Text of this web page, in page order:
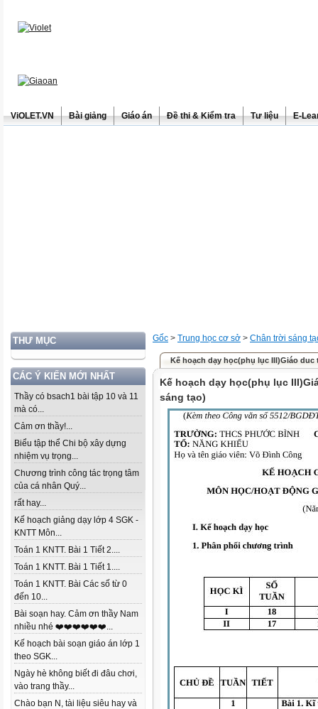
ViOLET.VN Bài giảng Giáo án Đề thi & Kiểm tra Tư liệu E-
THƯ MỤC
CÁC Ý KIẾN MỚI NHẤT
Thầy có bsach1 bài tập 10 và 11
mà có...
Cảm ơn thầy!...
Biểu tập thể Chi bộ xây dựng
nhiệm vụ trọng...
Chương trình công tác trọng tâm
của cá nhân Quý...
rất hay...
Kế hoạch giảng dạy lớp 4 SGK -
KNTT Môn...
Toán 1 KNTT. Bài 1 Tiết 2....
Toán 1 KNTT. Bài 1 Tiết 1....
Toán 1 KNTT. Bài Các số từ 0
đến 10...
Bài soạn hay. Cảm ơn thầy Nam
nhiều nhé ❤️❤️❤️❤️❤️❤️...
Kế hoạch bài soạn giáo án lớp 1
theo SGK...
Ngày hè không biết đi đâu chơi,
vào trang thầy...
Chào bạn N, tài liệu siêu hay và
Gốc > Trung học cơ sở > Chân trời sáng
Kế hoạch dạy học(phụ lục III)Giáo duc
Kế hoạch dạy học(phụ lục
sáng tạo)